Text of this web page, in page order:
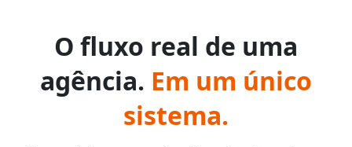
O fluxo real de uma
agência. Em um único
sistema.